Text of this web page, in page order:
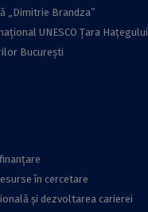
„Dimitrie Brandza”
UNESCO Țara Hațegului
București
în cercetare
și dezvoltarea carierei